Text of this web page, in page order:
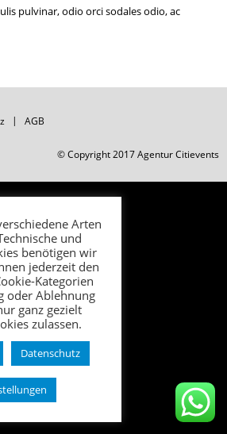
pulvinar, odio orci sodales odio, ac
AGB
© Copyright 2017 Agentur Citievents
Arten
und
benötigen wir
jederzeit den
Kategorien
oder Ablehnung
ganz gezielt
zulassen.
Datenschutz